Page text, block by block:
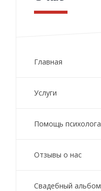
Главная
Услуги
Помощь психолога
Отзывы о нас
Свадебный альбом